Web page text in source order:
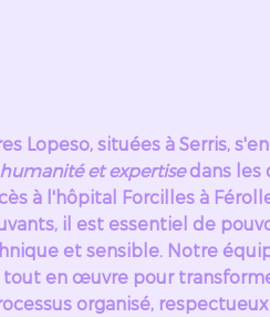
Lopeso, situées à Serris,
humanité et expertisedans les
à l'hôpital Forcilles à
il est essentiel de
et sensible. Notre
en œuvre pour
organisé,